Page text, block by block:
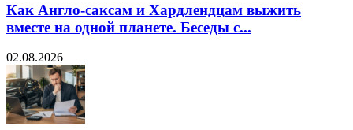
Как Англо-саксам и Хардлендцам выжить
вместе на одной планете. Беседы с...
02.08.2026